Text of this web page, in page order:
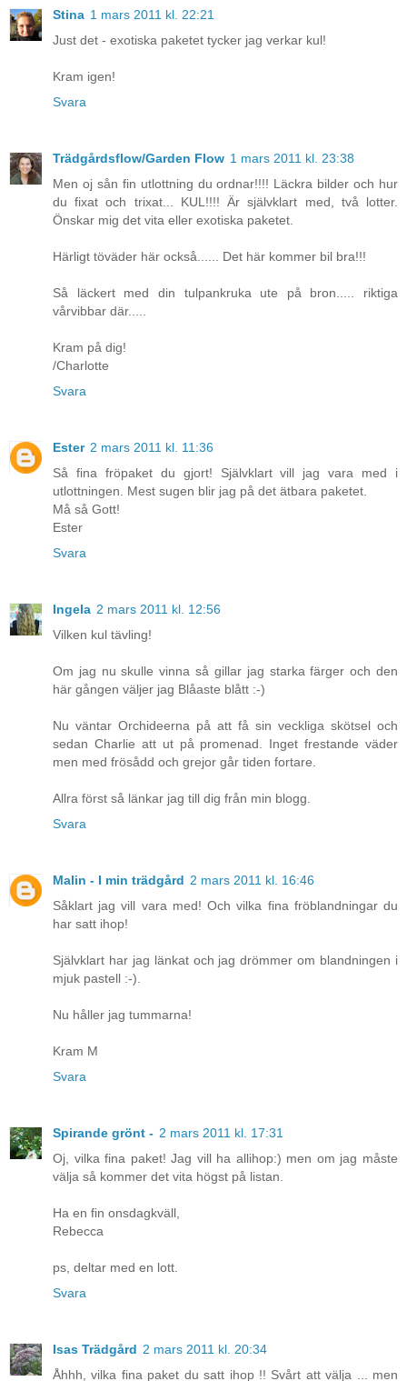
Stina 1 mars 2011 kl. 22:21
Just det - exotiska paketet tycker jag verkar kul!
Kram igen!
Svara
Trädgårdsflow/Garden Flow 1 mars 2011 kl. 23:38
Men oj sån fin utlottning du ordnar!!!! Läckra bilder och hur
du fixat och trixat... KUL!!!! Är självklart med, två lotter.
Önskar mig det vita eller exotiska paketet.
Härligt töväder här också...... Det här kommer bil bra!!!
Så läckert med din tulpankruka ute på bron..... riktiga
vårvibbar där.....
Kram på dig!
/Charlotte
Svara
Ester 2 mars 2011 kl. 11:36
Så fina fröpaket du gjort! Självklart vill jag vara med i
utlottningen. Mest sugen blir jag på det ätbara paketet.
Må så Gott!
Ester
Svara
Ingela 2 mars 2011 kl. 12:56
Vilken kul tävling!
Om jag nu skulle vinna så gillar jag starka färger och den
här gången väljer jag Blåaste blått :-)
Nu väntar Orchideerna på att få sin veckliga skötsel och
sedan Charlie att ut på promenad. Inget frestande väder
men med frösådd och grejor går tiden fortare.
Allra först så länkar jag till dig från min blogg.
Svara
Malin - I min trädgård 2 mars 2011 kl. 16:46
Såklart jag vill vara med! Och vilka fina fröblandningar du
har satt ihop!
Självklart har jag länkat och jag drömmer om blandningen i
mjuk pastell :-).
Nu håller jag tummarna!
Kram M
Svara
Spirande grönt - 2 mars 2011 kl. 17:31
Oj, vilka fina paket! Jag vill ha allihop:) men om jag måste
välja så kommer det vita högst på listan.
Ha en fin onsdagkväll,
Rebecca
ps, deltar med en lott.
Svara
Isas Trädgård 2 mars 2011 kl. 20:34
Åhhh, vilka fina paket du satt ihop !! Svårt att välja ... men